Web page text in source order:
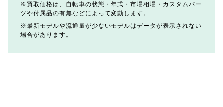
買取価格は、自転車の状態・年式・市場相場・カスタムパー
ツや付属品の有無などによって変動します。
最新モデルや流通量が少ないモデルはデータが表示されない
場合があります。